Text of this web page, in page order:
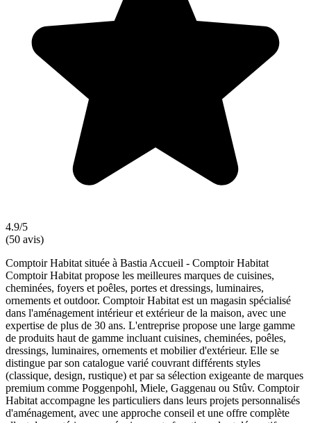
4.9/5
(50 avis)
Comptoir Habitat située à Bastia Accueil - Comptoir Habitat
Comptoir Habitat propose les meilleures marques de cuisines,
cheminées, foyers et poêles, portes et dressings, luminaires,
ornements et outdoor. Comptoir Habitat est un magasin spécialisé
dans l'aménagement intérieur et extérieur de la maison, avec une
expertise de plus de 30 ans. L'entreprise propose une large gamme
de produits haut de gamme incluant cuisines, cheminées, poêles,
dressings, luminaires, ornements et mobilier d'extérieur. Elle se
distingue par son catalogue varié couvrant différents styles
(classique, design, rustique) et par sa sélection exigeante de marques
premium comme Poggenpohl, Miele, Gaggenau ou Stûv. Comptoir
Habitat accompagne les particuliers dans leurs projets personnalisés
d'aménagement, avec une approche conseil et une offre complète